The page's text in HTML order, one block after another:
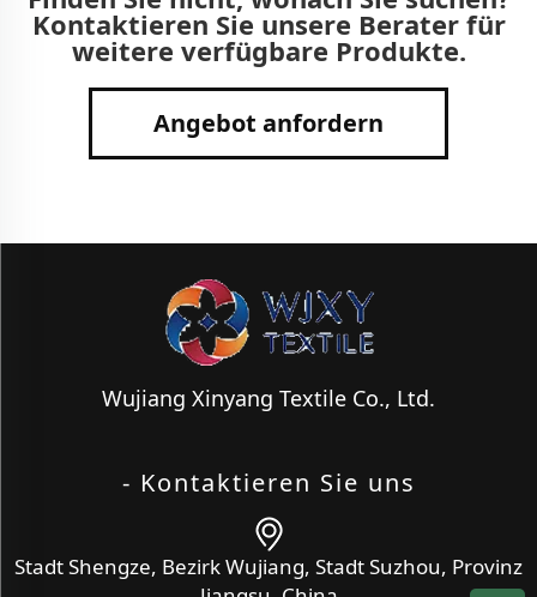
Kontaktieren Sie unsere Berater für
weitere verfügbare Produkte.
Angebot anfordern
Wujiang Xinyang Textile Co., Ltd.
- Kontaktieren Sie uns
Stadt Shengze, Bezirk Wujiang, Stadt Suzhou, Provinz